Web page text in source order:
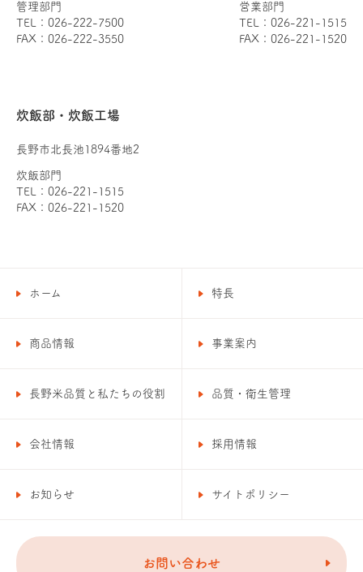
管理部門
TEL：026-222-7500
FAX：026-222-3550
営業部門
TEL：026-221-1515
FAX：026-221-1520
炊飯部・炊飯工場
長野市北長池1894番地2
炊飯部門
TEL：026-221-1515
FAX：026-221-1520
ホーム 特長
商品情報 事業案内
長野米品質と私たちの役割 品質・衛生管理
会社情報 採用情報
お知らせ サイトポリシー
お問い合わせ